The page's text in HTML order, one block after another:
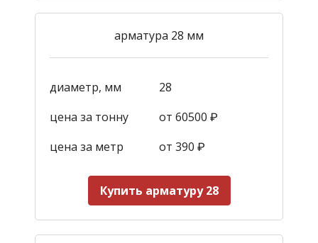
арматура 28 мм
диаметр, мм
28
цена за тонну
от 60500 ₽
цена за метр
от 390 ₽
Купить арматуру 28